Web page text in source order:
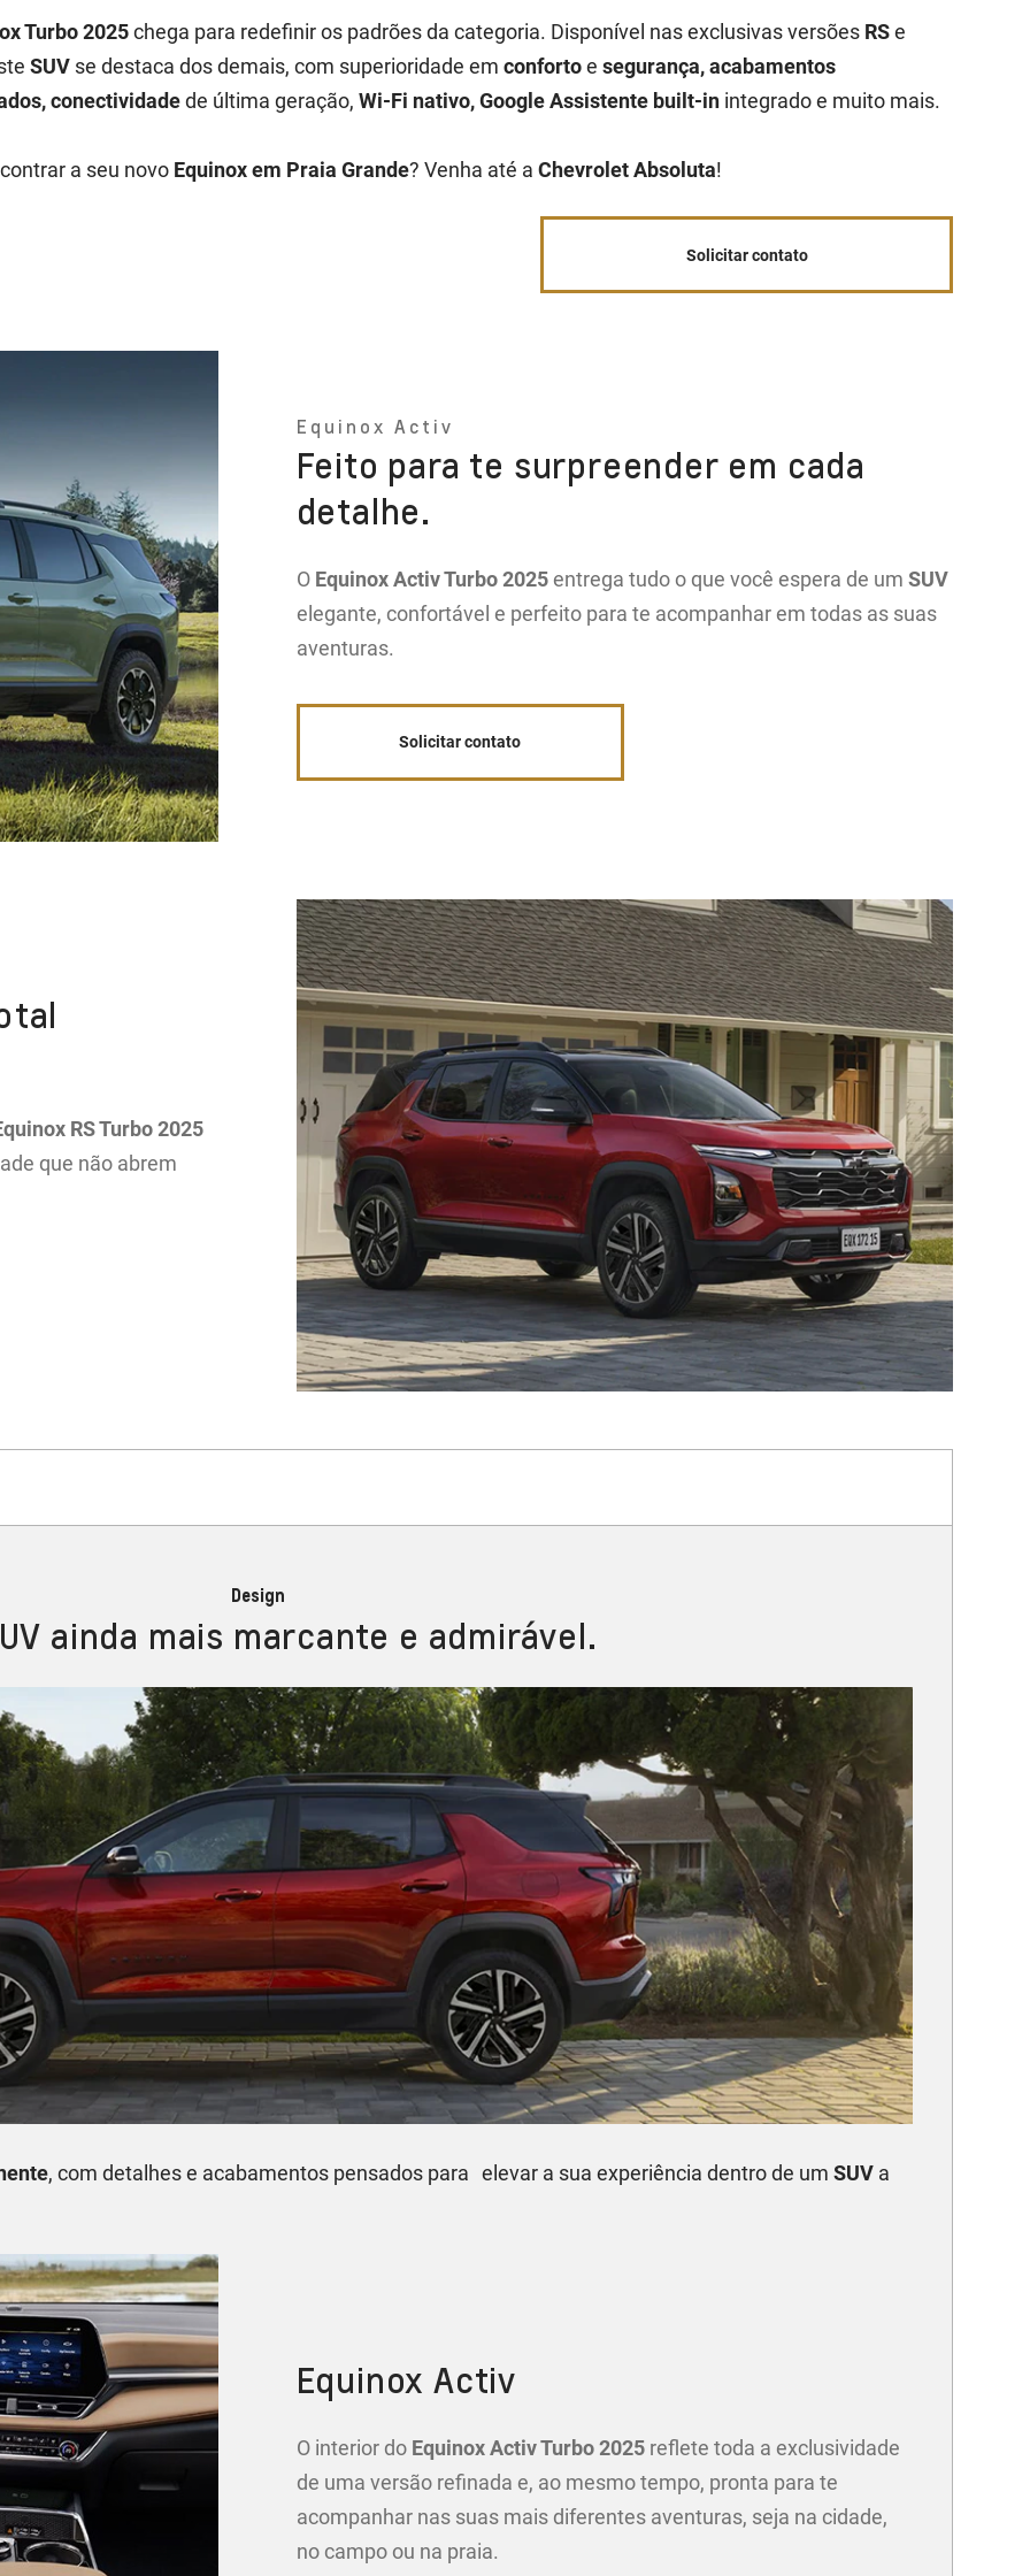
Turbo 2025chega para redefinir os padrões da categoria. Disponível nas exclusivas versões RSe
SUV se destaca dos demais, com superioridade emconfortoesegurança, acabamentos
conectividadede última geração,Wi-Fi nativo, Google Assistente built-in integrado e muito mais.
a seu novo Equinox em Praia Grande? Venha até aChevrolet Absoluta!
Solicitar contato
Equinox Activ
Feito para te surpreender em cada
detalhe.
O Equinox Activ Turbo 2025entrega tudo o que você espera de um SUV
elegante, confortável e perfeito para te acompanhar em todas as suas
aventuras.
Solicitar contato
RS Turbo 2025
que não abrem
Design
ainda mais marcante e admirável.
, com detalhes e acabamentos pensados para elevar a sua experiência dentro de um SUVa
Equinox Activ
O interior do Equinox Activ Turbo 2025reflete toda a exclusividade
de uma versão refinada e, ao mesmo tempo, pronta para te
acompanhar nas suas mais diferentes aventuras, seja na cidade,
no campo ou na praia.